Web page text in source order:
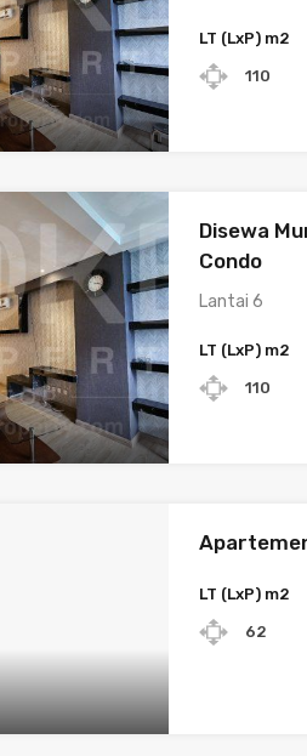
LT (LxP) m2
110
Disewa
Condo
Lantai 6
LT (LxP) m2
110
LT (LxP) m2
62